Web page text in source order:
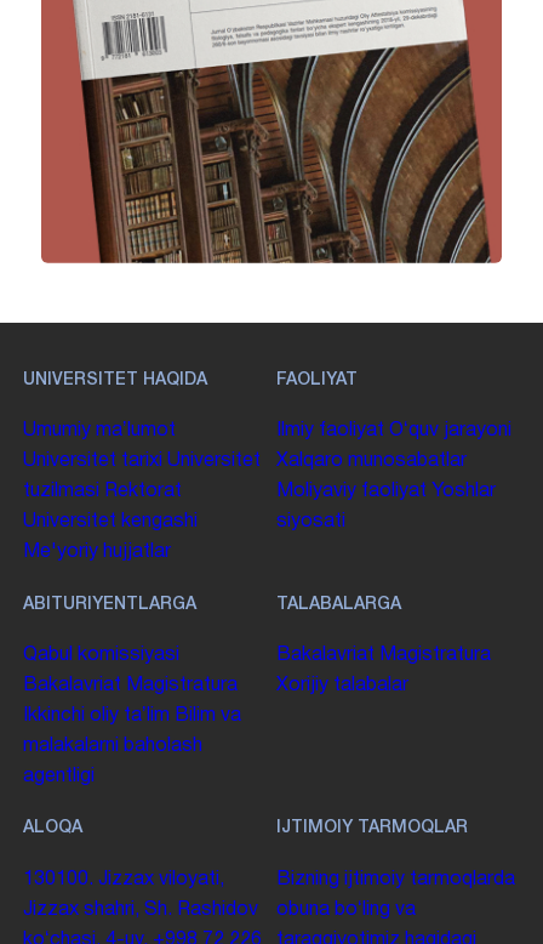
UNIVERSITET HAQIDA
Umumiy maʼlumot
Universitet tarixi Universitet
tuzilmasi
Rektorat
Universitet kengashi
Me'yoriy hujjatlar
FAOLIYAT
Ilmiy faoliyat Oʻquv jarayoni
Xalqaro munosabatlar
Moliyaviy faoliyat Yoshlar
siyosati
ABITURIYENTLARGA
Qabul komissiyasi
Bakalavriat Magistratura
Ikkinchi oliy taʼlim Bilim va
malakalarni baholash
agentligi
TALABALARGA
Bakalavriat Magistratura
Xorijiy talabalar
ALOQA
130100. Jizzax viloyati,
Jizzax shahri, Sh. Rashidov
koʻchasi, 4-uy. +998 72 226
IJTIMOIY TARMOQLAR
Bizning ijtimoiy tarmoqlarda
obuna boʻling va
taraqqiyotimiz haqidagi